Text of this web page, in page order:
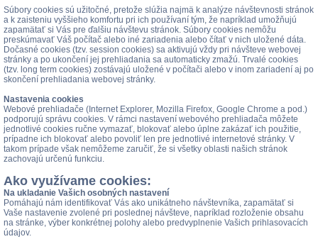
ť
Súbory cookies sú užitočné, pretože slúžia najmä k analýze návštevnosti stránok
a k zaisteniu vyššieho komfortu pri ich používaní tým, že napríklad umožňujú
zapamätať si Vás pre ďalšiu návštevu stránok. Súbory cookies nemôžu
preskúmavať Váš počítač alebo iné zariadenia alebo čítať v nich uložené dáta.
Dočasné cookies (tzv. session cookies) sa aktivujú vždy pri návšteve webovej
stránky a po ukončení jej prehliadania sa automaticky zmažú. Trvalé cookies
(tzv. long term cookies) zostávajú uložené v počítači alebo v inom zariadení aj po
skončení prehliadania webovej stránky.
Nastavenia cookies
Webové prehliadače (Internet Explorer, Mozilla Firefox, Google Chrome a pod.)
podporujú správu cookies. V rámci nastavení webového prehliadača môžete
jednotlivé cookies ručne vymazať, blokovať alebo úplne zakázať ich použitie,
prípadne ich blokovať alebo povoliť len pre jednotlivé internetové stránky. V
takom prípade však nemôžeme zaručiť, že si všetky oblasti našich stránok
zachovajú určenú funkciu.
Ako využívame cookies:
Na ukladanie Vašich osobných nastavení
Pomáhajú nám identifikovať Vás ako unikátneho návštevníka, zapamätať si
Vaše nastavenie zvolené pri poslednej návšteve, napríklad rozloženie obsahu
na stránke, výber konkrétnej polohy alebo predvyplnenie Vašich prihlasovacích
údajov.